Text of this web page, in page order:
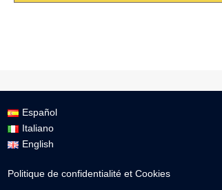
Español
Italiano
English
Politique de confidentialité et Cookies